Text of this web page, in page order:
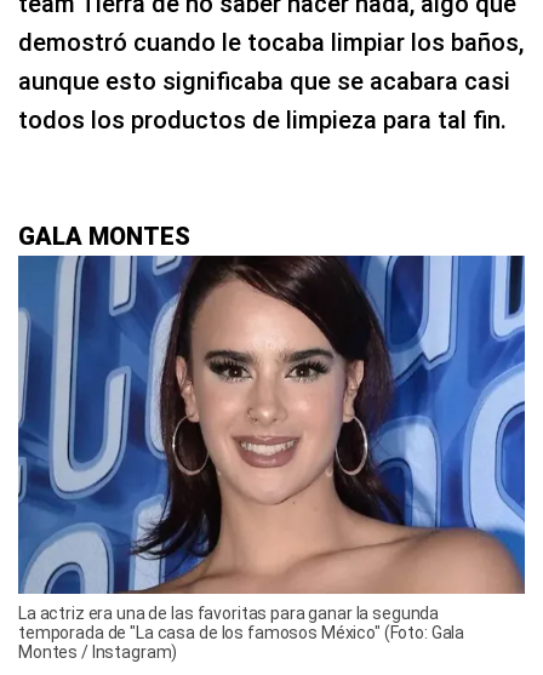
demostró cuando le tocaba limpiar los baños,
aunque esto significaba que se acabara casi
todos los productos de limpieza para tal fin.
GALA MONTES
La actriz era una de las favoritas para ganar la segunda
temporada de "La casa de los famosos México" (Foto: Gala
Montes / Instagram)